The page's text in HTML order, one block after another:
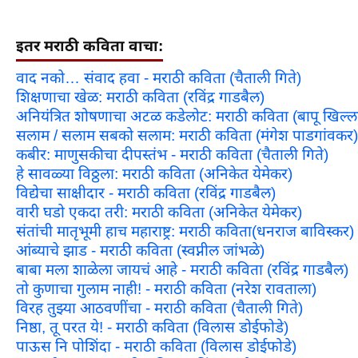
इतर मराठी कविता वाचा:
वाद नको… संवाद हवा - मराठी कविता (चैताली गिते)
शिक्षणाचा खेळ: मराठी कविता (रविंद्र गाडबैल)
अनियंत्रित शोषणाचा अटळ कडेलोट: मराठी कविता (बापू
सलाम / सलाम सबको सलाम: मराठी कविता (मंगेश पाडगांवकर)
कबीर: माणुसकीचा दीपस्तंभ - मराठी कविता (चैताली गिते)
हे सावळ्या विठ्ठला: मराठी कविता (अनिकेत येमेकर)
विद्येचा साक्षीदार - मराठी कविता (रविंद्र गाडबैल)
वारी घडो एकदा तरी: मराठी कविता (अनिकेत येमेकर)
संतांची मातृभूमी हाच महाराष्ट्र: मराठी कविता(धनराज बाविस्कर)
आंब्याचे झाड - मराठी कविता (स्वप्नील जांभळे)
बाबा मला शाळेला जायचं आहे - मराठी कविता (रविंद्र गाडबैल)
तो कुणाचा गुलाम नाही! - मराठी कविता (नरेश रावताला)
विरह तुझ्या आठवणींचा - मराठी कविता (चैताली गिते)
निष्ठा, तू परत ये! - मराठी कविता (विलास डोईफोडे)
पाऊस नि पोशिंदा - मराठी कविता (विलास डोईफोडे)